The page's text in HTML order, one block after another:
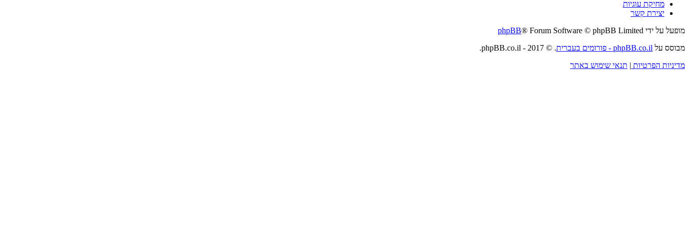
מחיקת עוגיות
יצירת קשר
מופעל על ידי
phpBB® Forum Software © phpBB Limited
מבוסס על phpBB.co.il - פורומים בעברית
. © 2017 - phpBB.co.il.
מדיניות הפרטיות | תנאי שימוש באתר